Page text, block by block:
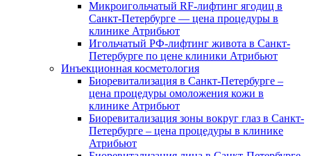
Микроигольчатый RF-лифтинг ягодиц в
Санкт-Петербурге — цена процедуры в
клинике Атрибьют
Игольчатый РФ-лифтинг живота в Санкт-
Петербурге по цене клиники Атрибьют
Инъекционная косметология
Биоревитализация в Санкт-Петербурге –
цена процедуры омоложения кожи в
клинике Атрибьют
Биоревитализация зоны вокруг глаз в Санкт-
Петербурге – цена процедуры в клинике
Атрибьют